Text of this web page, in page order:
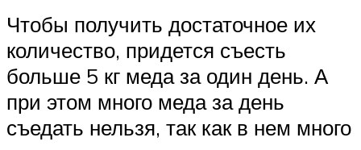
Чтобы получить достаточное их
количество, придется съесть
больше 5 кг меда за один день. А
при этом много меда за день
съедать нельзя, так как в нем много